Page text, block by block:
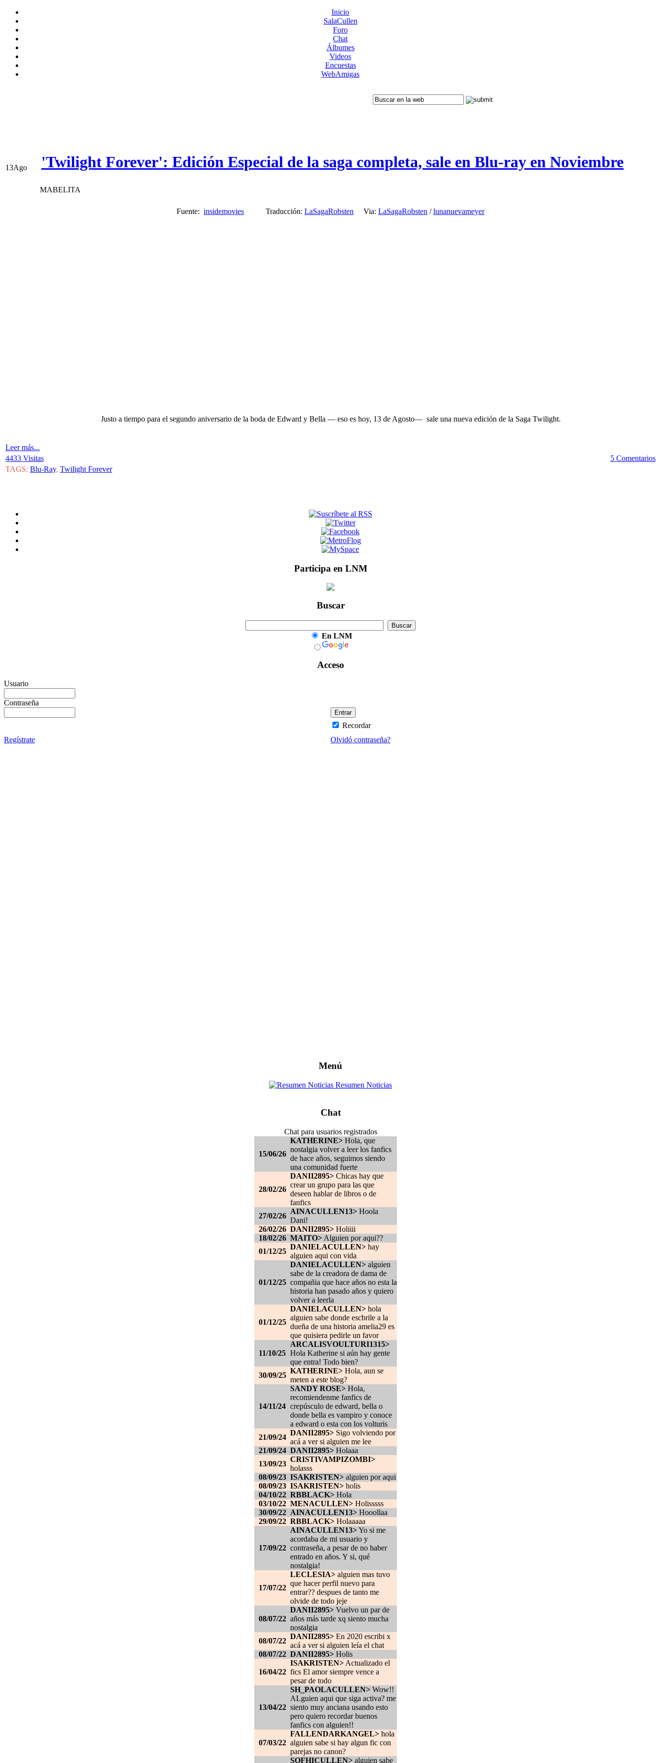
Inicio
SalaCullen
Foro
Chat
Álbumes
Videos
Encuestas
WebAmigas
13Ago 'Twilight Forever': Edición Especial de la saga completa, sale en Blu-ray en Noviembre
MABELITA
Fuente: insidemovies Traducción: LaSagaRobsten Via: LaSagaRobsten /lunanuevameyer
Justo a tiempo para el segundo aniversario de la boda de Edward y Bella — eso es hoy, 13 de Agosto— sale una nueva edición de la Saga Twilight.
Leer más...
4433 Visitas
5 Comentarios
TAGS: Blu-Ray, Twilight Forever
Participa en LNM
Buscar
En LNM
Acceso
Usuario
Contraseña
Recordar
Regístrate
Olvidó contraseña?
Menú
Resumen Noticias
Chat
Chat para usuarios registrados
15/06/26
KATHERINE> Hola, que
nostalgia volver a leer los fanfics
de hace años, seguimos siendo
una comunidad fuerte
28/02/26
DANII2895> Chicas hay que
crear un grupo para las que
deseen hablar de libros o de
fanfics
27/02/26
AINACULLEN13> Hoola
Dani!
26/02/26 DANII2895> Holiiii
18/02/26 MAITO> Alguien por aqui??
01/12/25
DANIELACULLEN> hay
alguien aqui con vida
01/12/25
DANIELACULLEN> alguien
sabe de la creadora de dama de
compañia que hace años no esta la
historia han pasado años y quiero
volver a leerla
01/12/25
DANIELACULLEN> hola
alguien sabe donde escbrile a la
dueña de una historia amelia29 es
que quisiera pedirle un favor
11/10/25
ARCALISVOULTURI1315>
Hola Katherine si aún hay gente
que entra! Todo bien?
30/09/25
KATHERINE> Hola, aun se
meten a este blog?
14/11/24
SANDY ROSE> Hola,
recomiendenme fanfics de
crepúsculo de edward, bella o
donde bella es vampiro y conoce
a edward o esta con los volturis
21/09/24
DANII2895> Sigo volviendo por
acá a ver si alguien me lee
21/09/24 DANII2895> Holaaa
13/09/23
CRISTIVAMPIZOMBI>
holasss
08/09/23 ISAKRISTEN> alguien por aqui
08/09/23 ISAKRISTEN> holis
04/10/22 RBBLACK> Hola
03/10/22 MENACULLEN> Holisssss
30/09/22 AINACULLEN13> Hooollaa
29/09/22 RBBLACK> Holaaaaa
17/09/22
AINACULLEN13>Yo si me
acordaba de mi usuario y
contraseña, a pesar de no haber
entrado en años. Y si, qué
nostalgia!
17/07/22
LECLESIA> alguien mas tuvo
que hacer perfil nuevo para
entrar?? despues de tanto me
olvide de todo jeje
08/07/22
DANII2895> Vuelvo un par de
años más tarde xq siento mucha
nostalgia
08/07/22
DANII2895> En 2020 escribi x
acá a ver si alguien leía el chat
08/07/22 DANII2895> Holis
16/04/22
ISAKRISTEN> Actualizado el
fics El amor siempre vence a
pesar de todo
13/04/22
SH_PAOLACULLEN> Wow!!
ALguien aqui que siga activa? me
siento muy anciana usando esto
pero quiero recordar buenos
fanfics con alguien!!
07/03/22
FALLENDARKANGEL> hola
alguien sabe si hay algun fic con
parejas no canon?
SOFHICULLEN> alguien sabe